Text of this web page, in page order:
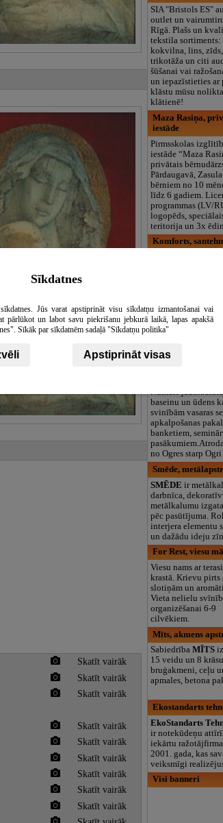
Skatīt vairāk
Skatīt vairāk
Skatīt vairāk
Skatīt vairāk
Skatīt vairāk
Skatīt vairāk
Skatīt vairāk
Skatīt vairāk
Skatīt vairāk
SIA "Bristols ES"
outlet un
Rīgā. Plašs un
tekstila sortiments:
kokvilna, lins,
trikotāža un citi
šūšanai vai
un iepazīstieties ar
klāstu mūsu
klātienē!
Maza Rasiņa,
iestāde
Pirmsskolas
iestāde “Maza
privātais
Pārdaugavā,
bērniem no 10
līdz 6 gadiem.
programmas (LV/
logopēds,
teritorija un 3x
Komforts,
darbības virziens ir
kvalitātes sanitāras
apkures tehnikas
Aļņi, viesu māja
Viesu Nams
piedāvā:Viesu
banketu zāli
svinībām līdz 46
Nakšņošanai 34
ieskaitot
Numurs
baseinu un ūdens
svinībām vasaras
apkalpošanas
banketiem,
no Ogres starp
Smēde,
SMĒDE ir
darbnīca,
metālkalumu
pēc pasūtījuma.
interjera elementu
un dažādu ideju
For Rest, viesu
Viesu nams ar
krastā. Krievu pirts
slotiņām un
Vieta nelielu
organizēšanai 6-9
cilvēkiem.
Mīts, akmens
SabiedrībaMĪTS
15 veidu un 8
bruģakmeni, ceļu
apmales, betona
Ekostandarts
EkoStandarts
ir notekūdeņu
iekārtu
2001. gada, kas
veiksmīgi
Visi banneri
Sīkdatnes
Jūs varat apstiprināt visu sīkdatņu izmantošanai vai
pārlūkot un labot savu piekrišanu jebkurā laikā, lapas apakšā
Sīkāk par sīkdatnēm sadaļā "Sīkdatņu politika"
Apstiprināt visas